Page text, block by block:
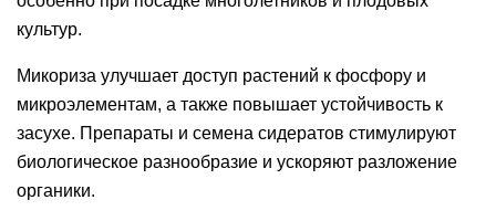
культур.
Микориза улучшает доступ растений к фосфору и
микроэлементам, а также повышает устойчивость к
засухе. Препараты и семена сидератов стимулируют
биологическое разнообразие и ускоряют разложение
органики.